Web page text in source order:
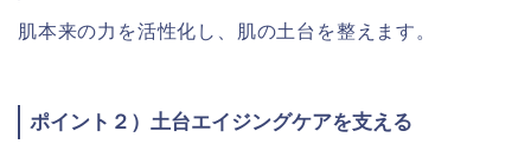
肌本来の力を活性化し、肌の土台を整えます。
ポイント２）土台エイジングケアを支える